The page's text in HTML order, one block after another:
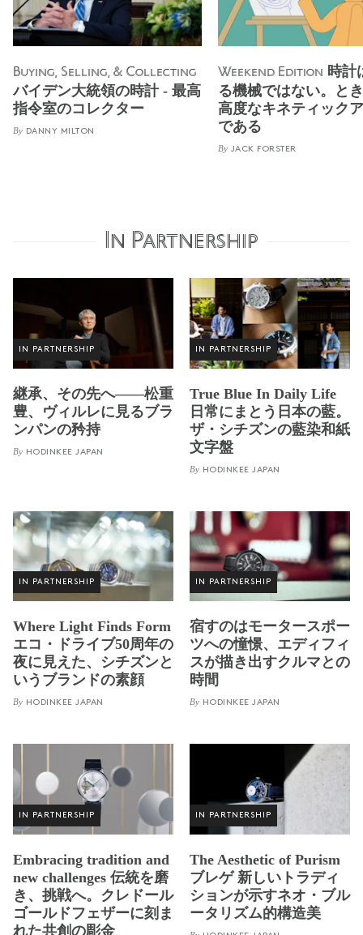
Buying, Selling, & Collecting
バイデン大統領の時計 - 最高
指令室のコレクター
By DANNY MILTON
Weekend Edition 時計
る機械ではない。と
高度なキネティック
である
By JACK FORSTER
In Partnership
IN PARTNERSHIP
継承、その先へ——松重
豊、ヴィルレに見るブラ
ンパンの矜持
By HODINKEE JAPAN
IN PARTNERSHIP
True Blue In Daily Life
日常にまとう日本の藍。
ザ・シチズンの藍染和紙
文字盤
By HODINKEE JAPAN
IN PARTNERSHIP
Where Light Finds Form
エコ・ドライブ50周年の
夜に見えた、シチズンと
いうブランドの素顔
By HODINKEE JAPAN
IN PARTNERSHIP
宿すのはモータースポー
ツへの憧憬、エディフィ
スが描き出すクルマとの
時間
By HODINKEE JAPAN
IN PARTNERSHIP
Embracing tradition and
new challenges 伝統を磨
き、挑戦へ。クレドール
ゴールドフェザーに刻ま
れた共創の彫金
IN PARTNERSHIP
The Aesthetic of Purism
ブレゲ 新しいトラディ
ションが示すネオ・ブル
ータリズム的構造美